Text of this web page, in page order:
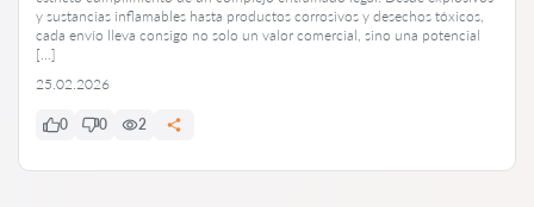
y sustancias inflamables hasta productos corrosivos y desechos tóxicos,
cada envío lleva consigo no solo un valor comercial, sino una potencial
[…]
25.02.2026
0 0 2